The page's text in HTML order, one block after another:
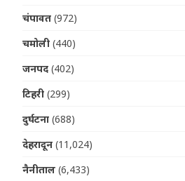
चंपावत (972)
चमोली (440)
जनपद (402)
टिहरी (299)
दुर्घटना (688)
देहरादून (11,024)
नैनीताल (6,433)